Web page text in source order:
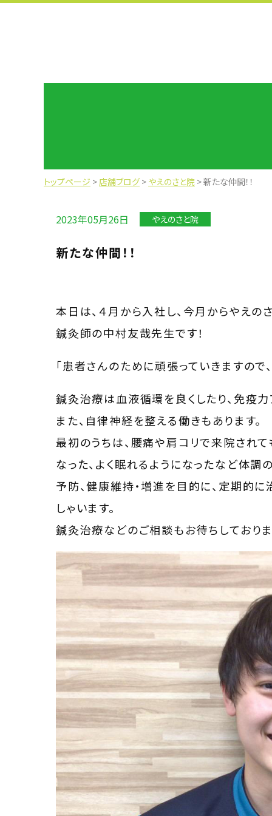
トップページ >店舗ブログ> やえのさと院 >新たな仲間！！
2023年05月26日 やえのさと院
新たな仲間！！
本日は、４月から入社し、今月からやえ
鍼灸師の中村友哉先生です！
「患者さんのために頑張っていきますので
鍼灸治療は血液循環を良くしたり、免疫
また、自律神経を整える働きもあります。
最初のうちは、腰痛や肩コリで来院され
なった、よく眠れるようになったなど体
予防、健康維持・増進を目的に、定期的
しゃいます。
鍼灸治療などのご相談もお待ちしておりま